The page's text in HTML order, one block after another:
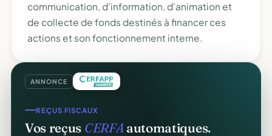
communication, d'information, d'animation et
de collecte de fonds destinés à financer ces
actions et son fonctionnement interne.
ANNONCE
REÇUS FISCAUX
Vos reçus CERFAautomatiques.